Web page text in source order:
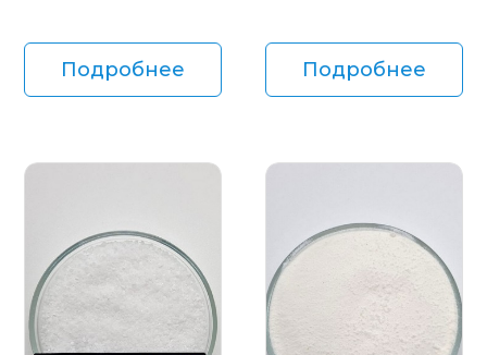
Подробнее Подробнее